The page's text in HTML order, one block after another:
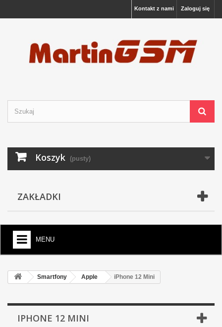
Zaloguj się
Kontakt z nami
Koszyk (pusty)
ZAKŁADKI
MENU
Smartfony Apple iPhone 12 Mini
IPHONE 12 MINI